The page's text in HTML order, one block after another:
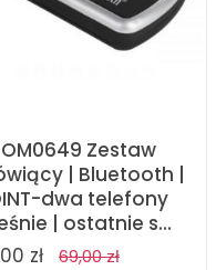
Zestaw
| Bluetooth |
dwa telefony
| ostatnie s...
zł
69,00 zł